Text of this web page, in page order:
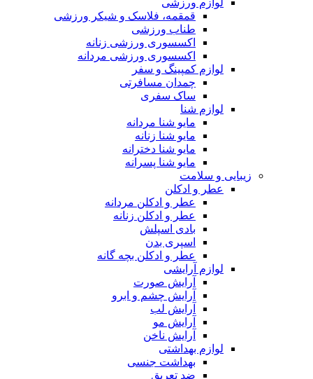
لوازم ورزشی
قمقمه، فلاسک و شیکر ورزشی
طناب ورزشی
اکسسوری ورزشی زنانه
اکسسوری ورزشی مردانه
لوازم کمپینگ و سفر
چمدان مسافرتی
ساک سفری
لوازم شنا
مایو شنا مردانه
مایو شنا زنانه
مایو شنا دخترانه
مایو شنا پسرانه
زیبایی و سلامت
عطر و ادکلن
عطر و ادکلن مردانه
عطر و ادکلن زنانه
بادی اسپلش
اسپری بدن
عطر و ادکلن بچه گانه
لوازم آرایشی
آرایش صورت
آرایش چشم و ابرو
آرایش لب
آرایش مو
آرایش ناخن
لوازم بهداشتی
بهداشت جنسی
ضد تعریق